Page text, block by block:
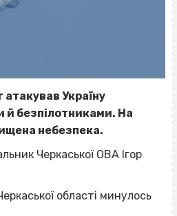
атакував Україну
безпілотниками. На
небезпека.
Черкаської ОВА Ігор
області минулось